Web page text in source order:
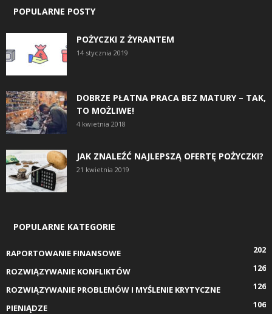
POPULARNE POSTY
POŻYCZKI Z ŻYRANTEM
14 stycznia 2019
DOBRZE PŁATNA PRACA BEZ MATURY – TAK,
TO MOŻLIWE!
4 kwietnia 2018
JAK ZNALEŹĆ NAJLEPSZĄ OFERTĘ POŻYCZKI?
21 kwietnia 2019
POPULARNE KATEGORIE
RAPORTOWANIE FINANSOWE
202
ROZWIĄZYWANIE KONFLIKTÓW
126
ROZWIĄZYWANIE PROBLEMÓW I MYŚLENIE KRYTYCZNE
126
PIENIĄDZE
106